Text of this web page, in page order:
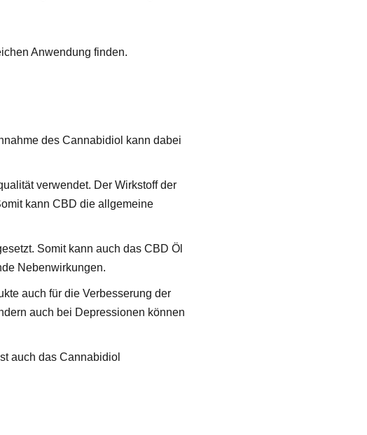
Anwendung finden.
des Cannabidiol kann dabei
verwendet. Der Wirkstoff der
kann CBD die allgemeine
Somit kann auch das CBD Öl
Nebenwirkungen.
auch für die Verbesserung der
auch bei Depressionen können
auch das Cannabidiol